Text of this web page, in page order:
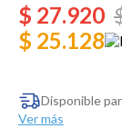
$ 27.920
$ 25.128
Disponible
Ver más
Cartas
Silla
Cuna Colecho